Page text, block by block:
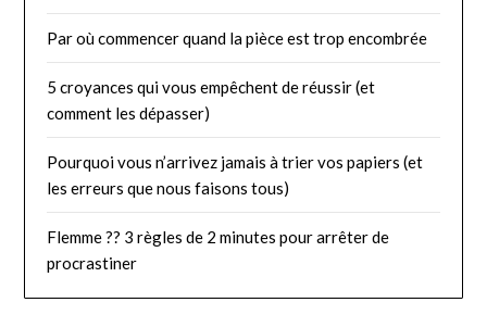
Par où commencer quand la pièce est trop encombrée
5 croyances qui vous empêchent de réussir (et
comment les dépasser)
Pourquoi vous n’arrivez jamais à trier vos papiers (et
les erreurs que nous faisons tous)
Flemme ?? 3 règles de 2 minutes pour arrêter de
procrastiner